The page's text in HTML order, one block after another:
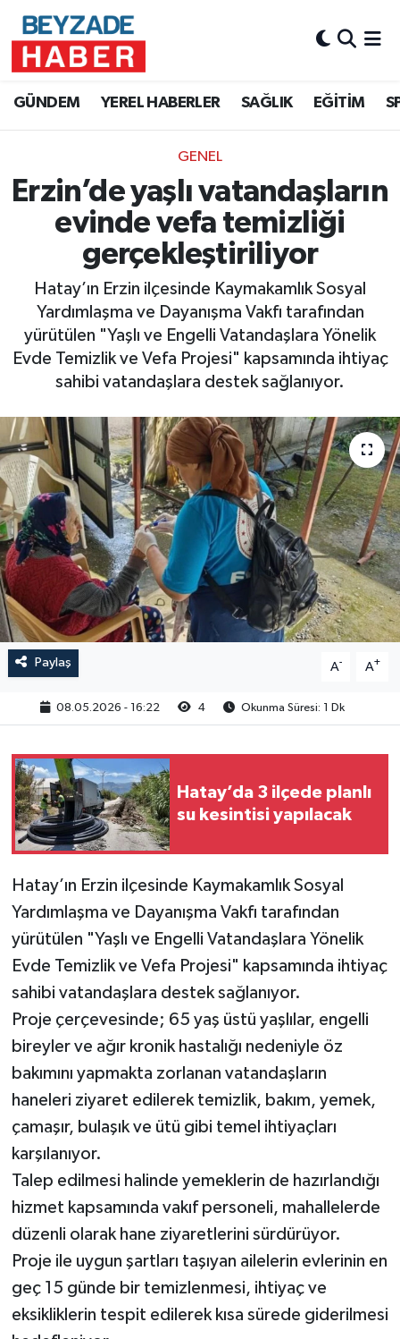
GÜNDEM YEREL HABERLER SAĞLIK EĞİTİM
GENEL
Erzin’de yaşlı vatandaşların
evinde vefa temizliği
gerçekleştiriliyor
Hatay’ın Erzin ilçesinde Kaymakamlık Sosyal
Yardımlaşma ve Dayanışma Vakfı tarafından
yürütülen "Yaşlı ve Engelli Vatandaşlara Yönelik
Evde Temizlik ve Vefa Projesi" kapsamında ihtiyaç
sahibi vatandaşlara destek sağlanıyor.
Paylaş A- A+
08.05.2026 - 16:22 4 Okunma Süresi: 1 Dk
Hatay’da 3 ilçede planlı
su kesintisi yapılacak
Hatay’ın Erzin ilçesinde Kaymakamlık Sosyal
Yardımlaşma ve Dayanışma Vakfı tarafından
yürütülen "Yaşlı ve Engelli Vatandaşlara Yönelik
Evde Temizlik ve Vefa Projesi" kapsamında ihtiyaç
sahibi vatandaşlara destek sağlanıyor.
Proje çerçevesinde; 65 yaş üstü yaşlılar, engelli
bireyler ve ağır kronik hastalığı nedeniyle öz
bakımını yapmakta zorlanan vatandaşların
haneleri ziyaret edilerek temizlik, bakım, yemek,
çamaşır, bulaşık ve ütü gibi temel ihtiyaçları
karşılanıyor.
Talep edilmesi halinde yemeklerin de hazırlandığı
hizmet kapsamında vakıf personeli, mahallelerde
düzenli olarak hane ziyaretlerini sürdürüyor.
Proje ile uygun şartları taşıyan ailelerin evlerinin en
geç 15 günde bir temizlenmesi, ihtiyaç ve
eksikliklerin tespit edilerek kısa sürede giderilmesi
Hava Durumu
Süper Lig Puan Durumu ve Fikstür
Tüm Manşetler
Son Dakika Haberleri
Haber Arşivi